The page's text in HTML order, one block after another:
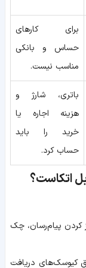
برای کارهای
حساس و بانکی
مناسب نیست.
باتری، شارژ و
هزینه اجاره یا
خرید را باید
حساب کرد.
اتکاست؟
کردن پیام‌رسان، چک
کیوسک‌های دریافت